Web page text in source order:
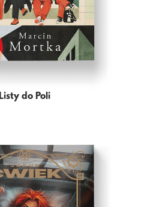
Listy do Poli